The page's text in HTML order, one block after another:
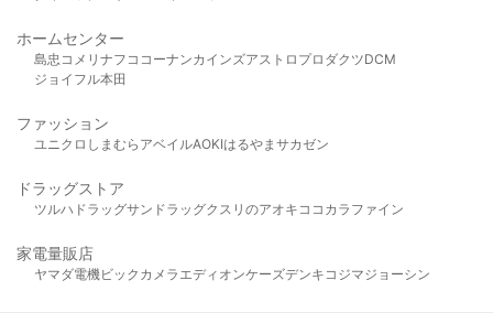
ホームセンター
島忠 コメリ ナフコ コーナンカインズアストロプロダクツDCM
ジョイフル本田
ファッション
ユニクロ しまむら アベイルAOKIはるやま サカゼン
ドラッグストア
ツルハドラッグサンドラッグクスリのアオキ ココカラファイン
家電量販店
ヤマダ電機ビックカメラ エディオンケーズデンキ コジマジョーシン